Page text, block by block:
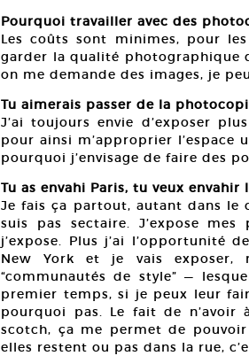
Pourquoi travailler avec des
Les coûts sont minimes, pour
garder la qualité photographique
on me demande des images, je
Tu aimerais passer de la
J’ai toujours envie d’exposer
pour ainsi m’approprier l’espace
pourquoi j’envisage de faire des
Tu as envahi Paris, tu veux envahir
Je fais ça partout, autant dans le
suis pas sectaire. J’expose
j’expose. Plus j’ai l’opportunité
New York et je vais exposer,
“communautés de style” —
premier temps, si je peux leur
pourquoi pas. Le fait de
scotch, ça me permet de
elles restent ou pas dans la rue,